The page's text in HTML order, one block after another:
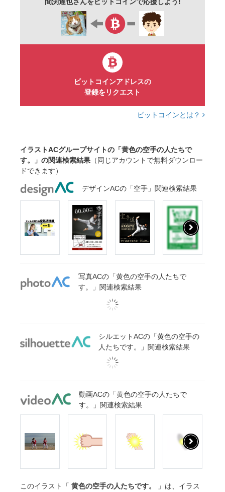
間渕達也さんをビットコインで応援しよう!
ビットコインアドレスの
登録をリクエスト
ビットコインとは？
イラストACグループサイトの「黄色の空手の人たちで
す。」の関連検索結果 （同じアカウントで無料ダウンロー
ドできます）
デザインACの「空手」関連検索結果
写真ACの「黄色の空手の人たちで
す。」関連検索結果
シルエットACの「黄色の空手の
人たちです。」関連検索結果
動画ACの「黄色の空手の人たちで
す。」関連検索結果
このイラスト「 黄色の空手の人たちです。
」は、イラス